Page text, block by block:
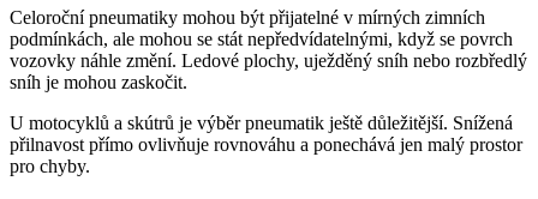
Celoroční pneumatiky mohou být přijatelné v mírných zimních
podmínkách, ale mohou se stát nepředvídatelnými, když se povrch
vozovky náhle změní. Ledové plochy, uježděný sníh nebo rozbředlý
sníh je mohou zaskočit.
U motocyklů a skútrů je výběr pneumatik ještě důležitější. Snížená
přilnavost přímo ovlivňuje rovnováhu a ponechává jen malý prostor
pro chyby.